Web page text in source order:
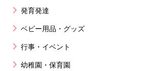
発育発達
ベビー用品・グッズ
行事・イベント
幼稚園・保育園